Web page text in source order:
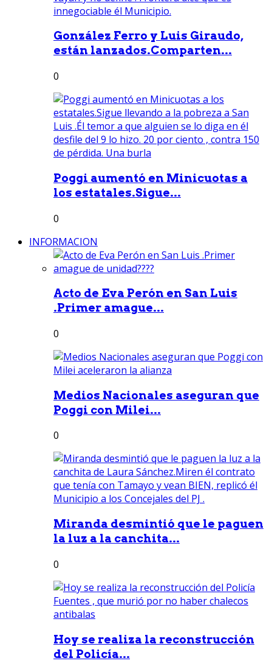
González Ferro y Luis Giraudo,
están lanzados.Comparten...
0
Poggi aumentó en Minicuotas a
los estatales.Sigue...
0
INFORMACION
Acto de Eva Perón en San Luis
.Primer amague...
0
Medios Nacionales aseguran que
Poggi con Milei...
0
Miranda desmintió que le paguen
la luz a la canchita...
0
Hoy se realiza la reconstrucción
del Policía...